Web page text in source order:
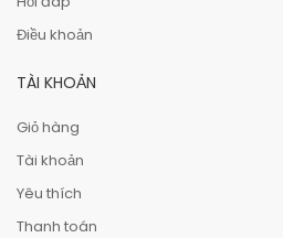
Điều khoản
TÀI KHOẢN
Giỏ hàng
Tài khoản
Yêu thích
Thanh toán